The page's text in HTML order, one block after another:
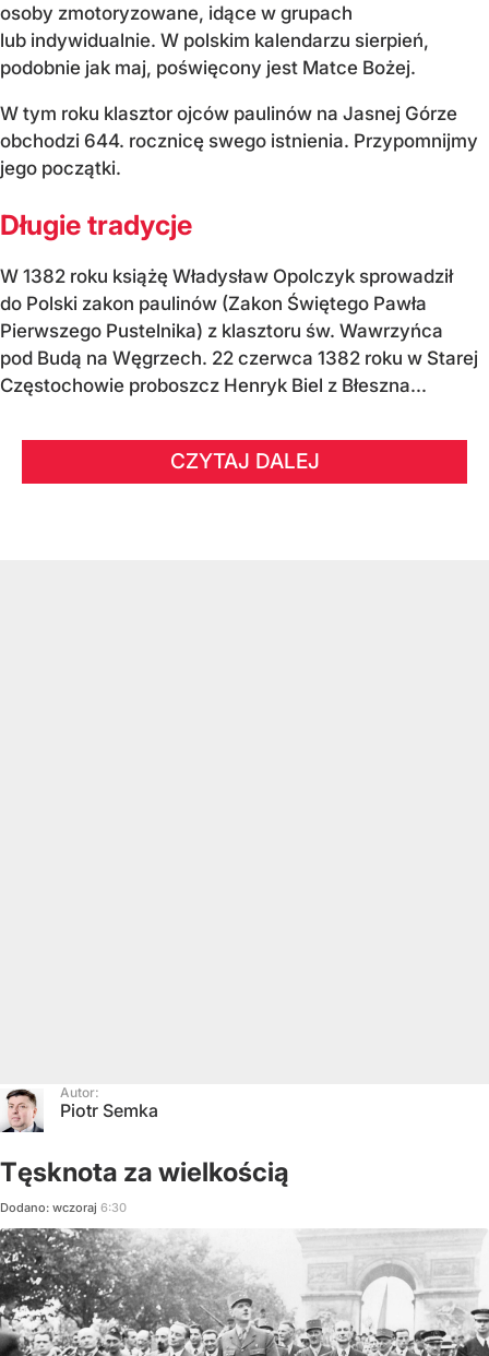
osoby zmotoryzowane, idące w grupach
lub indywidualnie. W polskim kalendarzu sierpień,
podobnie jak maj, poświęcony jest Matce Bożej.
W tym roku klasztor ojców paulinów na Jasnej Górze
obchodzi 644. rocznicę swego istnienia. Przypomnijmy
jego początki.
Długie tradycje
W 1382 roku książę Władysław Opolczyk sprowadził
do Polski zakon paulinów (Zakon Świętego Pawła
Pierwszego Pustelnika) z klasztoru św. Wawrzyńca
pod Budą na Węgrzech. 22 czerwca 1382 roku w Starej
Częstochowie proboszcz Henryk Biel z Błeszna...
CZYTAJ DALEJ
Autor:
Piotr Semka
Tęsknota za wielkością
Dodano: wczoraj 6:30